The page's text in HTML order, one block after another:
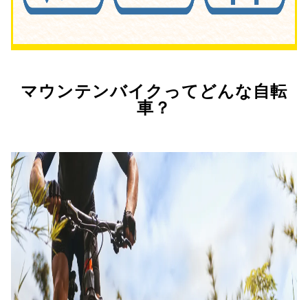
マウンテンバイクってどんな自転
車？